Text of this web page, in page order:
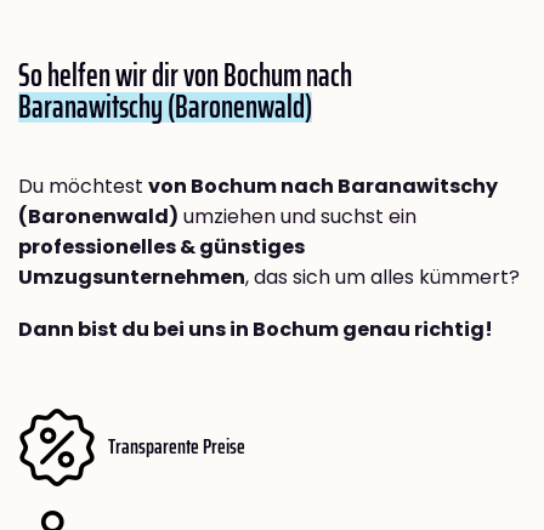
So helfen wir dir von Bochum nach
Baranawitschy (Baronenwald)
Du möchtest von Bochum nach Baranawitschy
(Baronenwald) umziehen und suchst ein
professionelles & günstiges
Umzugsunternehmen, das sich um alles kümmert?
Dann bist du bei uns in Bochum genau richtig!
Transparente Preise